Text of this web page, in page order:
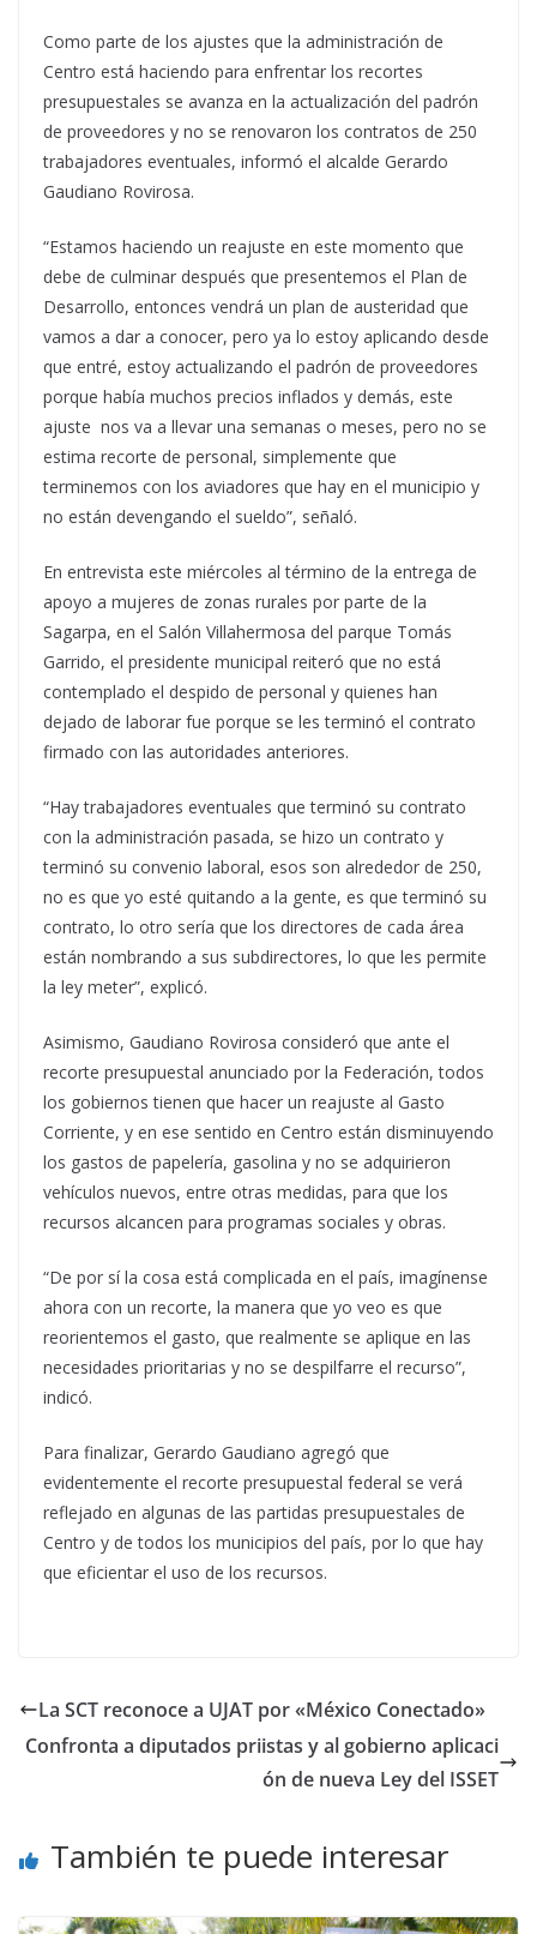
Como parte de los ajustes que la administración de
Centro está haciendo para enfrentar los recortes
presupuestales se avanza en la actualización del padrón
de proveedores y no se renovaron los contratos de 250
trabajadores eventuales, informó el alcalde Gerardo
Gaudiano Rovirosa.
“Estamos haciendo un reajuste en este momento que
debe de culminar después que presentemos el Plan de
Desarrollo, entonces vendrá un plan de austeridad que
vamos a dar a conocer, pero ya lo estoy aplicando desde
que entré, estoy actualizando el padrón de proveedores
porque había muchos precios inflados y demás, este
ajuste nos va a llevar una semanas o meses, pero no se
estima recorte de personal, simplemente que
terminemos con los aviadores que hay en el municipio y
no están devengando el sueldo”, señaló.
En entrevista este miércoles al término de la entrega de
apoyo a mujeres de zonas rurales por parte de la
Sagarpa, en el Salón Villahermosa del parque Tomás
Garrido, el presidente municipal reiteró que no está
contemplado el despido de personal y quienes han
dejado de laborar fue porque se les terminó el contrato
firmado con las autoridades anteriores.
“Hay trabajadores eventuales que terminó su contrato
con la administración pasada, se hizo un contrato y
terminó su convenio laboral, esos son alrededor de 250,
no es que yo esté quitando a la gente, es que terminó su
contrato, lo otro sería que los directores de cada área
están nombrando a sus subdirectores, lo que les permite
la ley meter”, explicó.
Asimismo, Gaudiano Rovirosa consideró que ante el
recorte presupuestal anunciado por la Federación, todos
los gobiernos tienen que hacer un reajuste al Gasto
Corriente, y en ese sentido en Centro están disminuyendo
los gastos de papelería, gasolina y no se adquirieron
vehículos nuevos, entre otras medidas, para que los
recursos alcancen para programas sociales y obras.
“De por sí la cosa está complicada en el país, imagínense
ahora con un recorte, la manera que yo veo es que
reorientemos el gasto, que realmente se aplique en las
necesidades prioritarias y no se despilfarre el recurso”,
indicó.
Para finalizar, Gerardo Gaudiano agregó que
evidentemente el recorte presupuestal federal se verá
reflejado en algunas de las partidas presupuestales de
Centro y de todos los municipios del país, por lo que hay
que eficientar el uso de los recursos.
La SCT reconoce a UJAT por «México Conectado»
Confronta a diputados priistas y al gobierno aplicaci
ón de nueva Ley del ISSET
También te puede interesar